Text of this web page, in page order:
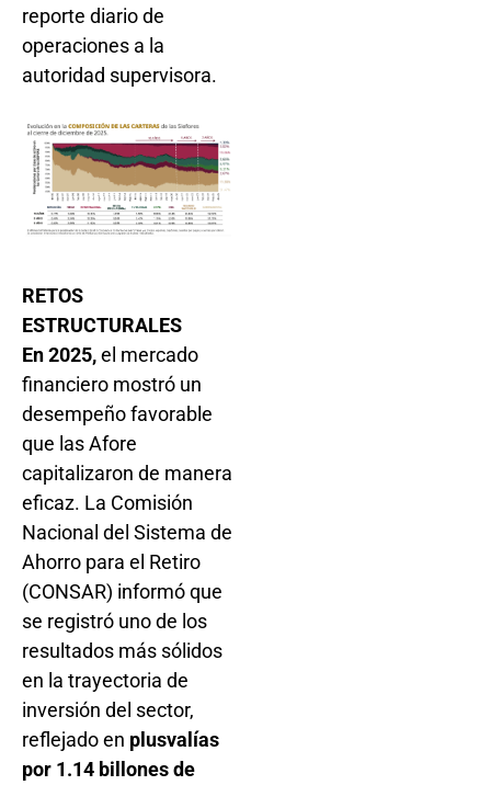
reporte diario de
operaciones a la
autoridad supervisora.
RETOS
ESTRUCTURALES
En 2025,el mercado
financiero mostró un
desempeño favorable
que las Afore
capitalizaron de manera
eficaz. La Comisión
Nacional del Sistema de
Ahorro para el Retiro
(CONSAR) informó que
se registró uno de los
resultados más sólidos
en la trayectoria de
inversión del sector,
reflejado en plusvalías
por 1.14 billones de